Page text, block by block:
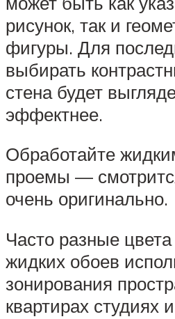
рисунок, так и
фигуры. Для
выбирать
стена будет
эффектнее.
Обработайте
проемы —
очень оригинально.
Часто разные
жидких обоев
зонирования
квартирах студиях